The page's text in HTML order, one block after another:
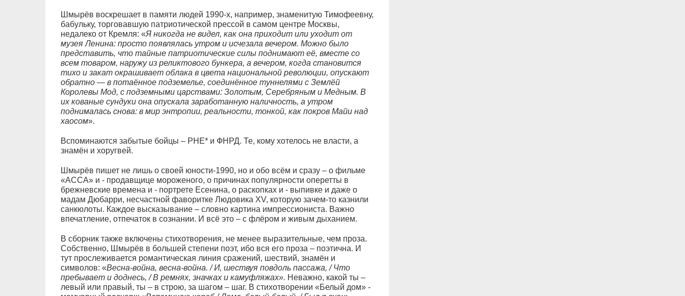
Шмырёв воскрешает в памяти людей 1990-х, например, знаменитую Тимофеевну,
бабульку, торговавшую патриотической прессой в самом центре Москвы,
недалеко от Кремля: «Я никогда не видел, как она приходит или уходит от
музея Ленина: просто появлялась утром и исчезала вечером. Можно было
представить, что тайные патриотические силы поднимают её, вместе со
всем товаром, наружу из реликтового бункера, а вечером, когда становится
тихо и закат окрашивает облака в цвета национальной революции, опускают
обратно — в потаённое подземелье, соединённое туннелями с Землёй
Королевы Мод, с подземными царствами: Золотым, Серебряным и Медным. В
их кованые сундуки она опускала заработанную наличность, а утром
поднималась снова: в мир энтропии, реальности, тонкой, как покров Майи над
хаосом».
Вспоминаются забытые бойцы – РНЕ* и ФНРД. Те, кому хотелось не власти, а
знамён и хоругвей.
Шмырёв пишет не лишь о своей юности-1990, но и обо всём и сразу – о фильме
«АССА» и - продавщице мороженого, о причинах популярности оперетты в
брежневские времена и - портрете Есенина, о раскопках и - выпивке и даже о
мадам Дюбарри, несчастной фаворитке Людовика XV, которую зачем-то казнили
санкюлоты. Каждое высказывание – словно картина импрессиониста. Важно
впечатление, отпечаток в сознании. И всё это – с флёром и живым дыханием.
В сборник также включены стихотворения, не менее выразительные, чем проза.
Собственно, Шмырёв в большей степени поэт, ибо вся его проза – поэтична. И
тут прослеживается романтическая линия сражений, шествий, знамён и
символов: «Весна-война, весна-война. / И, шествуя повдоль пассажа, / Что
пребывает и доднесь, / В ремнях, значках и камуфляжах». Неважно, какой ты –
левый или правый, ты – в строю, за шагом – шаг. В стихотворении «Белый дом» -